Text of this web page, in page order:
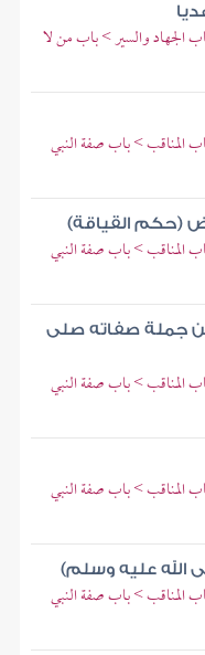
والسير > باب من لا
> باب صفة النبي
(حكم القياقة)
> باب صفة النبي
جملة صفاته صلى
> باب صفة النبي
> باب صفة النبي
الله عليه وسلم)
> باب صفة النبي